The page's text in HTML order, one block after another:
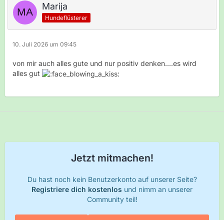
Marija
Hundeflüsterer
10. Juli 2026 um 09:45
von mir auch alles gute und nur positiv denken....es wird
alles gut
Jetzt mitmachen!
Du hast noch kein Benutzerkonto auf unserer Seite?
Registriere dich kostenlos und nimm an unserer
Community teil!